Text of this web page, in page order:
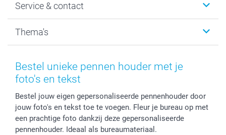
Fotocadeaus
Kaarten
Vacatures
Bestelproces
Herroepingsrecht
Privacy
Reviews
Prijslijst
Investor Relations
Service & contact
Tevredenheidsgarantie
Mijn orderstatus
smartbonus
service@smartphoto.nl
Affiliate partnerprogramma
Partnerships
Thema's
Baby
Moederdag
Huwelijk
Bestel unieke pennen houder met je
foto's en tekst
Bestel jouw eigen gepersonaliseerde pennenhouder door
jouw foto's en tekst toe te voegen. Fleur je bureau op met
een prachtige foto dankzij deze gepersonaliseerde
pennenhouder. Ideaal als bureaumateriaal.